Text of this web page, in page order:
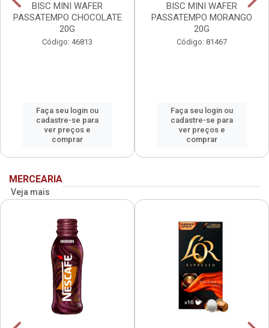
BISC MINI WAFER
PASSATEMPO CHOCOLATE
20G
Código: 46813
Faça seu login ou
cadastre-se para
ver preços e
comprar
BISC MINI WAFER
PASSATEMPO MORANGO
20G
Código: 81467
Faça seu login ou
cadastre-se para
ver preços e
comprar
MERCEARIA
Veja mais